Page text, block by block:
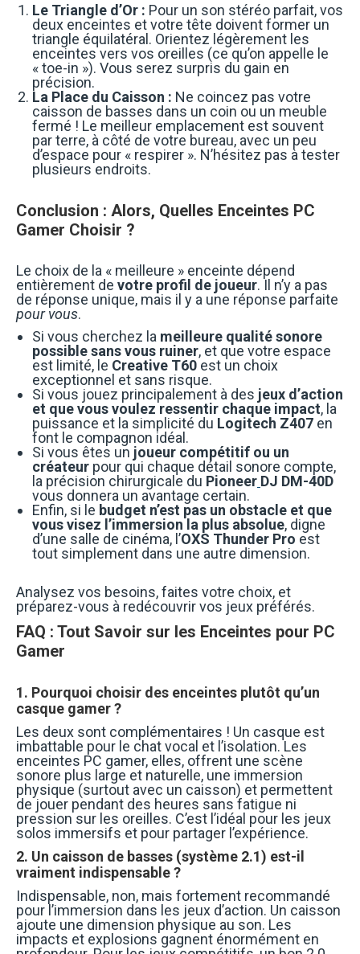
Le Triangle d’Or : Pour un son stéréo parfait, vos
deux enceintes et votre tête doivent former un
triangle équilatéral. Orientez légèrement les
enceintes vers vos oreilles (ce qu’on appelle le
« toe-in »). Vous serez surpris du gain en
précision.
La Place du Caisson : Ne coincez pas votre
caisson de basses dans un coin ou un meuble
fermé ! Le meilleur emplacement est souvent
par terre, à côté de votre bureau, avec un peu
d’espace pour « respirer ». N’hésitez pas à tester
plusieurs endroits.
Conclusion : Alors, Quelles Enceintes PC
Gamer Choisir ?
Le choix de la « meilleure » enceinte dépend
entièrement de votre profil de joueur. Il n’y a pas
de réponse unique, mais il y a une réponse parfaite
pour vous.
Si vous cherchez la meilleure qualité sonore
possible sans vous ruiner, et que votre espace
est limité, le Creative T60 est un choix
exceptionnel et sans risque.
Si vous jouez principalement à des jeux d’action
et que vous voulez ressentir chaque impact, la
puissance et la simplicité du Logitech Z407 en
font le compagnon idéal.
Si vous êtes un joueur compétitif ou un
créateur pour qui chaque détail sonore compte,
la précision chirurgicale du Pioneer DJ DM-40D
vous donnera un avantage certain.
Enfin, si le budget n’est pas un obstacle et que
vous visez l’immersion la plus absolue, digne
d’une salle de cinéma, l’OXS Thunder Pro est
tout simplement dans une autre dimension.
Analysez vos besoins, faites votre choix, et
préparez-vous à redécouvrir vos jeux préférés.
FAQ : Tout Savoir sur les Enceintes pour PC
Gamer
1. Pourquoi choisir des enceintes plutôt qu’un
casque gamer ?
Les deux sont complémentaires ! Un casque est
imbattable pour le chat vocal et l’isolation. Les
enceintes PC gamer, elles, offrent une scène
sonore plus large et naturelle, une immersion
physique (surtout avec un caisson) et permettent
de jouer pendant des heures sans fatigue ni
pression sur les oreilles. C’est l’idéal pour les jeux
solos immersifs et pour partager l’expérience.
2. Un caisson de basses (système 2.1) est-il
vraiment indispensable ?
Indispensable, non, mais fortement recommandé
pour l’immersion dans les jeux d’action. Un caisson
ajoute une dimension physique au son. Les
impacts et explosions gagnent énormément en